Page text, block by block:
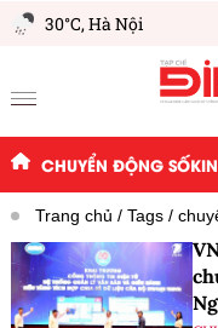
30°C,Hà Nội
CHUYỂN ĐỘNG SỐ
Trang chủ Tags